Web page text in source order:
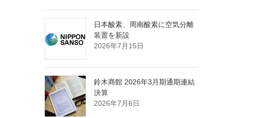
日本酸素、周南酸素に空気分離
装置を新設
2026年7月15日
鈴木商館 2026年3月期通期連結
決算
2026年7月6日